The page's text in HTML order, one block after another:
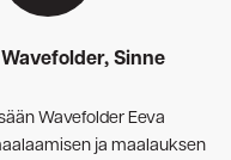
Sinne
Wavefolder Eeva
ja maalauksen